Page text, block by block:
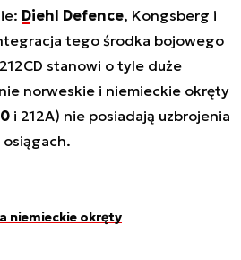
Diehl Defence, Kongsberg i
tego środka bojowego
stanowi o tyle duże
norweskie i niemieckie okręty
i 212A) nie posiadają uzbrojenia
niemieckie okręty